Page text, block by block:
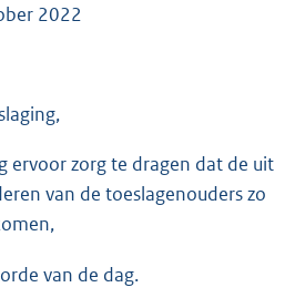
2022
ervoor zorg te dragen dat de uit
van de toeslagenouders zo
van de dag.